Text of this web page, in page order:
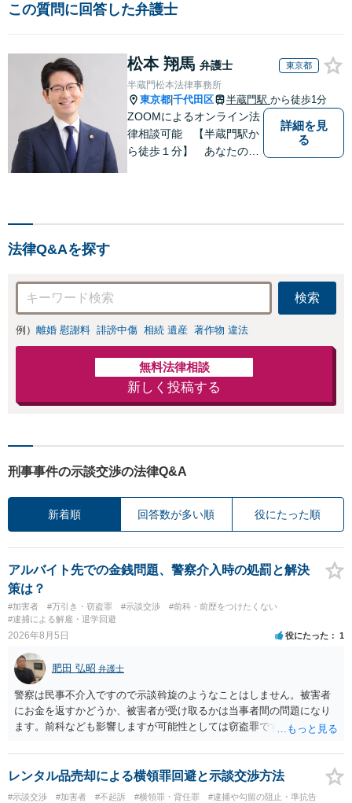
この質問に回答した弁護士
松本 翔馬 弁護士 東京都
半蔵門松本法律事務所
東京都 千代田区 半蔵門駅 から徒歩1分
ZOOMによるオンライン法
律相談可能 【半蔵門駅か
ら徒歩１分】 あなたの心
詳細を見
る
法律Q&Aを探す
検索
例） 離婚 慰謝料 誹謗中傷 相続 遺産 著作物 違法
無料法律相談
新しく投稿する
刑事事件の示談交渉の法律Q&A
新着順 回答数が多い順 役にたった順
アルバイト先での金銭問題、警察介入時の処罰と解決
策は？
#加害者 #万引き・窃盗罪 #示談交渉
#前科・前歴をつけたくない
#逮捕による解雇・退学回避
2026年8月5日 役にたった 1
肥田 弘昭 弁護士
警察は民事不介入ですので示談斡旋のようなことはしません。被害者
にお金を返すかどうか、被害者が受け取るかは当事者間の問題になり
ます。前科なども影響しますが可能性としては窃盗罪ですので、逮捕
レンタル品売却による横領罪回避と示談交渉方法
#示談交渉 #加害者 #不起訴 #横領罪・背任罪 #逮捕や勾留の阻止・準抗告